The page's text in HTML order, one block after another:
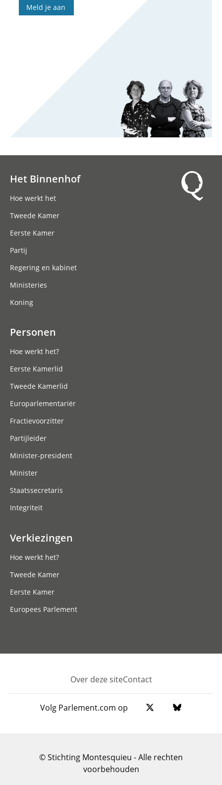
Meld je aan
Het Binnenhof
Hoe werkt het
Tweede Kamer
Eerste Kamer
Partij
Regering en kabinet
Ministeries
Koning
Personen
Hoe werkt het?
Eerste Kamerlid
Tweede Kamerlid
Europarlementariër
Fractievoorzitter
Partijleider
Minister-president
Minister
Staatssecretaris
Integriteit
Verkiezingen
Hoe werkt het?
Tweede Kamer
Eerste Kamer
Europees Parlement
Footer
Over deze siteContact
Volg Parlement.com op
© Stichting Montesquieu - Alle rechten
voorbehouden